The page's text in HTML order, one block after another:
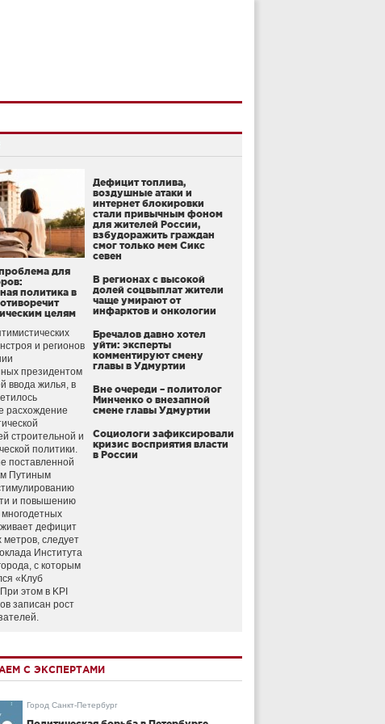
для
политика в
целям
и регионов
президентом
ввода жилья, в
расхождение
строительной и
политики.
поставленной
Путиным
и повышению
многодетных
дефицит
метров, следует
Института
с которым
«Клуб
этом в KPI
записан рост
Дефицит топлива,
воздушные атаки и
интернет блокировки
стали привычным фоном
для жителей России,
взбудоражить граждан
смог только мем Сикс
севен
В регионах с высокой
долей соцвыплат жители
чаще умирают от
инфарктов и онкологии
Бречалов давно хотел
уйти: эксперты
комментируют смену
главы в Удмуртии
Вне очереди – политолог
Минченко о внезапной
смене главы Удмуртии
Социологи зафиксировали
кризис восприятия власти
в России
С ЭКСПЕРТАМИ
Город Санкт-Петербург